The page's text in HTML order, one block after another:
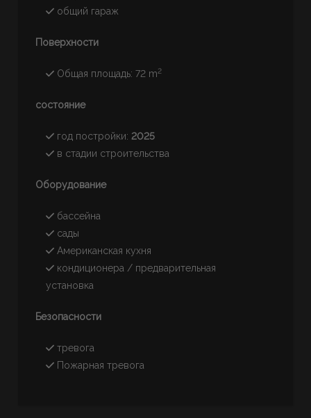
общий гараж
Поверхности
Общая площадь: 72 m2
состояние
год постройки: 2025
в стадии строительства
Oборудование
бассейна
сады
Американская кухня
кондиционера / предварительная
установка
Безопасности
тревога
Пожарная тревога